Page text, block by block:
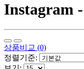
Instagram
상품비교 (0)
정렬기준: